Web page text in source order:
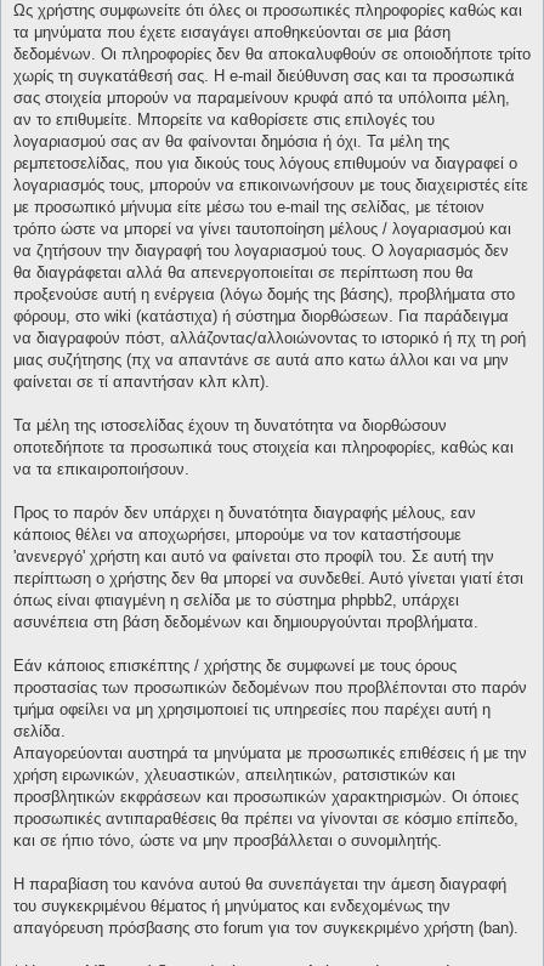
Ως χρήστης συμφωνείτε ότι όλες οι προσωπικές πληροφορίες καθώς και
τα μηνύματα που έχετε εισαγάγει αποθηκεύονται σε μια βάση
δεδομένων. Οι πληροφορίες δεν θα αποκαλυφθούν σε οποιοδήποτε τρίτο
χωρίς τη συγκατάθεσή σας. Η e-mail διεύθυνση σας και τα προσωπικά
σας στοιχεία μπορούν να παραμείνουν κρυφά από τα υπόλοιπα μέλη,
αν το επιθυμείτε. Μπορείτε να καθορίσετε στις επιλογές του
λογαριασμού σας αν θα φαίνονται δημόσια ή όχι. Τα μέλη της
ρεμπετοσελίδας, που για δικούς τους λόγους επιθυμούν να διαγραφεί ο
λογαριασμός τους, μπορούν να επικοινωνήσουν με τους διαχειριστές είτε
με προσωπικό μήνυμα είτε μέσω του e-mail της σελίδας, με τέτοιον
τρόπο ώστε να μπορεί να γίνει ταυτοποίηση μέλους / λογαριασμού και
να ζητήσουν την διαγραφή του λογαριασμού τους. Ο λογαριασμός δεν
θα διαγράφεται αλλά θα απενεργοποιείται σε περίπτωση που θα
προξενούσε αυτή η ενέργεια (λόγω δομής της βάσης), προβλήματα στο
φόρουμ, στο wiki (κατάστιχα) ή σύστημα διορθώσεων. Για παράδειγμα
να διαγραφούν πόστ, αλλάζοντας/αλλοιώνοντας το ιστορικό ή πχ τη ροή
μιας συζήτησης (πχ να απαντάνε σε αυτά απο κατω άλλοι και να μην
φαίνεται σε τί απαντήσαν κλπ κλπ).
Τα μέλη της ιστοσελίδας έχουν τη δυνατότητα να διορθώσουν
οποτεδήποτε τα προσωπικά τους στοιχεία και πληροφορίες, καθώς και
να τα επικαιροποιήσουν.
Προς το παρόν δεν υπάρχει η δυνατότητα διαγραφής μέλους, εαν
κάποιος θέλει να αποχωρήσει, μπορούμε να τον καταστήσουμε
'ανενεργό' χρήστη και αυτό να φαίνεται στο προφίλ του. Σε αυτή την
περίπτωση ο χρήστης δεν θα μπορεί να συνδεθεί. Αυτό γίνεται γιατί έτσι
όπως είναι φτιαγμένη η σελίδα με το σύστημα phpbb2, υπάρχει
ασυνέπεια στη βάση δεδομένων και δημιουργούνται προβλήματα.
Εάν κάποιος επισκέπτης / χρήστης δε συμφωνεί με τους όρους
προστασίας των προσωπικών δεδομένων που προβλέπονται στο παρόν
τμήμα οφείλει να μη χρησιμοποιεί τις υπηρεσίες που παρέχει αυτή η
σελίδα.
Απαγορεύονται αυστηρά τα μηνύματα με προσωπικές επιθέσεις ή με την
χρήση ειρωνικών, χλευαστικών, απειλητικών, ρατσιστικών και
προσβλητικών εκφράσεων και προσωπικών χαρακτηρισμών. Οι όποιες
προσωπικές αντιπαραθέσεις θα πρέπει να γίνονται σε κόσμιο επίπεδο,
και σε ήπιο τόνο, ώστε να μην προσβάλλεται ο συνομιλητής.
Η παραβίαση του κανόνα αυτού θα συνεπάγεται την άμεση διαγραφή
του συγκεκριμένου θέματος ή μηνύματος και ενδεχομένως την
απαγόρευση πρόσβασης στο forum για τον συγκεκριμένο χρήστη (ban).